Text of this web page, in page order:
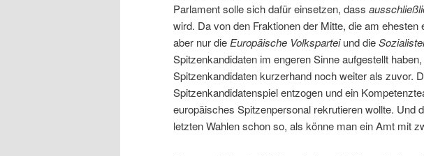
Parlament solle sich dafür einsetzen, dass
wird. Da von den Fraktionen der Mitte, die am
aber nur die Europäische Volksparteiund die
Spitzenkandidaten im engeren Sinne aufgestellt
Spitzenkandidaten kurzerhand noch weiter als zuvor.
Spitzenkandidatenspiel entzogen und ein
europäisches Spitzenpersonal rekrutieren wollte. Und
letzten Wahlen schon so, als könne man ein Amt mit